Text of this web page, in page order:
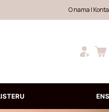
O nama |
EN